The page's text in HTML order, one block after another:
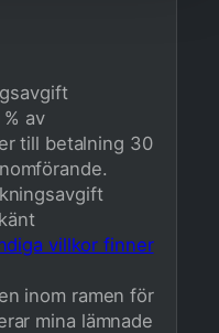
av
till betalning 30
villkor finner
inom ramen för
mina lämnade